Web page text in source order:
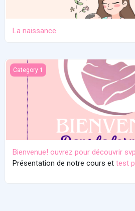
La naissance
Bienvenue! ouvrez pour découvrir svp
Category 1
Bienvenue! ouvrez pour découvrir svp
Présentation de notre cours et test